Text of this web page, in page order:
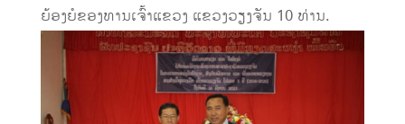
ຍ້ອງຍໍຂອງທານເຈົ້າແຂວງ ແຂວງວຽງຈັນ 10 ທ່ານ.